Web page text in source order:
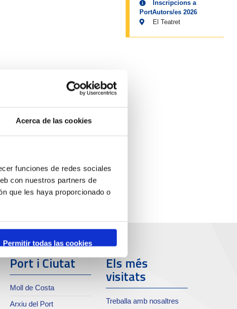
Acerca de las cookies
funciones de redes sociales
con nuestros partners de
que les haya proporcionado o
Permitir todas las cookies
Inscripcions a
PortAutors/es 2026
El Teatret
Port i Ciutat
Moll de Costa
Arxiu del Port
Els més
visitats
Treballa amb nosaltres